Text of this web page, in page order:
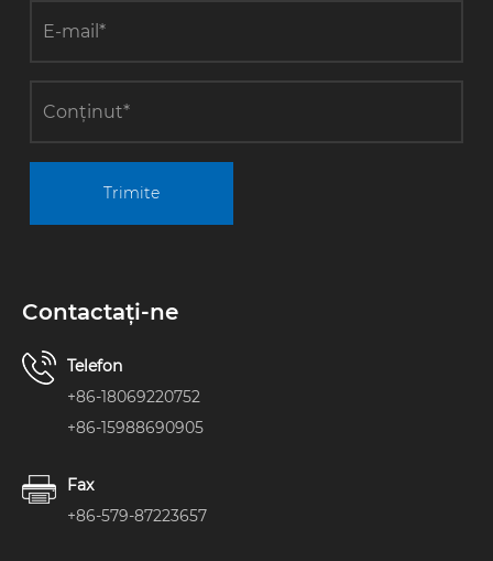
Trimite
Contactaţi-ne
Telefon
+86-18069220752
+86-15988690905
Fax
+86-579-87223657